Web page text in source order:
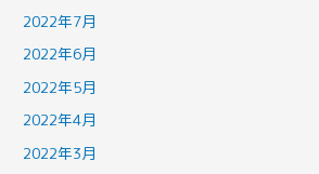
2022年7月
2022年6月
2022年5月
2022年4月
2022年3月